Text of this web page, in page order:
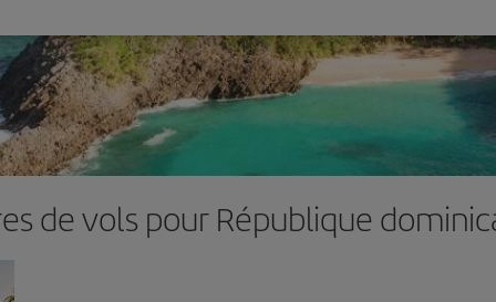
de vols pour République